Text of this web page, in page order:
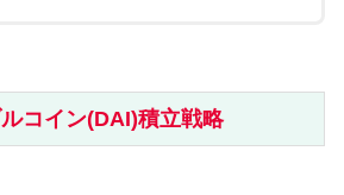
コイン(DAI)積立戦略